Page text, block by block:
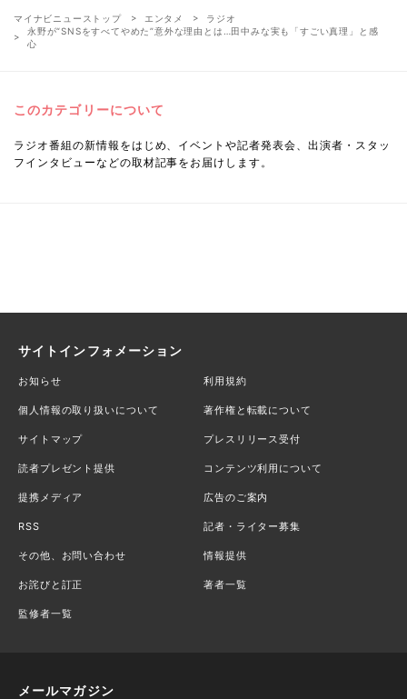
マイナビニューストップ エンタメ
ラジオ
永野が“SNSをすべてやめた”意外な理由とは…田中みな実も「すごい真理」と感
心
このカテゴリーについて
ラジオ番組の新情報をはじめ、イベントや記者発表会、出演者・スタッ
フインタビューなどの取材記事をお届けします。
サイトインフォメーション
お知らせ 利用規約
個人情報の取り扱いについて 著作権と転載について
サイトマップ プレスリリース受付
読者プレゼント提供 コンテンツ利用について
提携メディア 広告のご案内
RSS 記者・ライター募集
その他、お問い合わせ 情報提供
お詫びと訂正 著者一覧
監修者一覧
メールマガジン